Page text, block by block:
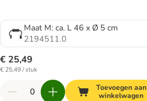
Maat M: ca. L 46 x Ø 5 cm
2194511.0
€ 25,49
€ 25,49 / stuk
Toevoegen aan
winkelwagen